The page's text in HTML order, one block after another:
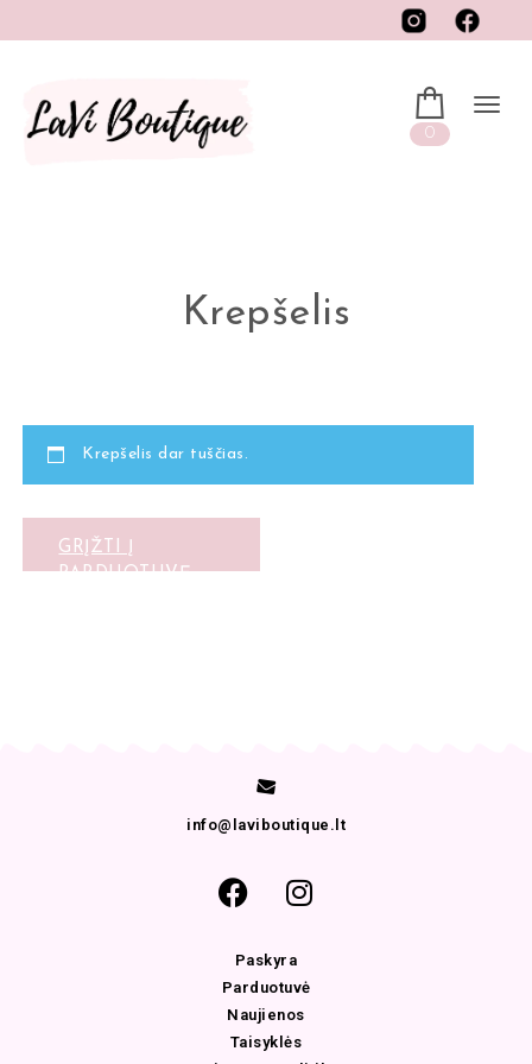
0
Krepšelis
Krepšelis dar tuščias.
GRĮŽTI Į
PARDUOTUVĘ
info@laviboutique.lt
Paskyra
Parduotuvė
Naujienos
Taisyklės